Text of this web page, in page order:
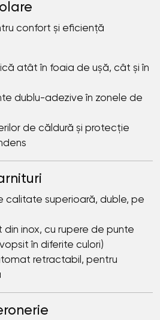
confort și eficiență
atât în foaia de ușă, cât și în
dublu-adezive în zonele de
de căldură și protecție
calitate superioară, duble, pe
din inox, cu rupere de punte
în diferite culori)
retractabil, pentru